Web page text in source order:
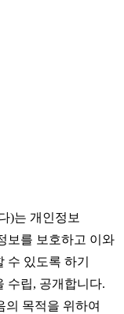
)는 개인정보
보를 보호하고 이와
수 있도록 하기
수립, 공개합니다.
의 목적을 위하여